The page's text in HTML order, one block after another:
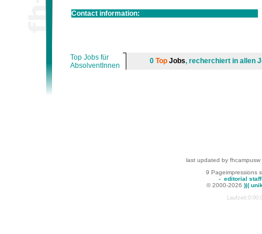
Contact information:
Top Jobs für
AbsolventInnen
0 TopJobs, recherchiert in allen
last updated by
9 Pageimpressions
- editorial staff
© 2000-2026 )|(